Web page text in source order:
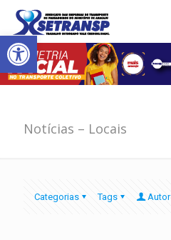
Abrir a barra de ferramentas
Notícias – Locais
Categorias Tags Autor